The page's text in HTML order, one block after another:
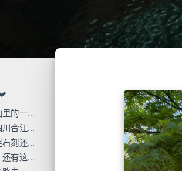
流杯池：合江县深山里的一行东洋刻痕
当广东荔枝下市，四川合江的才刚红透
尖山子石刻：比大足石刻还早300年
蒲江：除了耙耙柑，还有这么多唐宋石刻